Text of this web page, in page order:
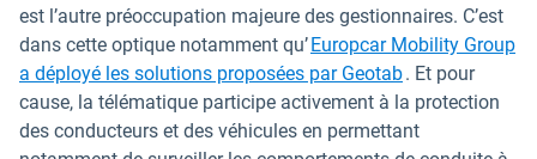
est l’autre préoccupation majeure des gestionnaires. C’est
dans cette optique notamment qu’Europcar Mobility Group
a déployé les solutions proposées par Geotab. Et pour
cause, la télématique participe activement à la protection
des conducteurs et des véhicules en permettant